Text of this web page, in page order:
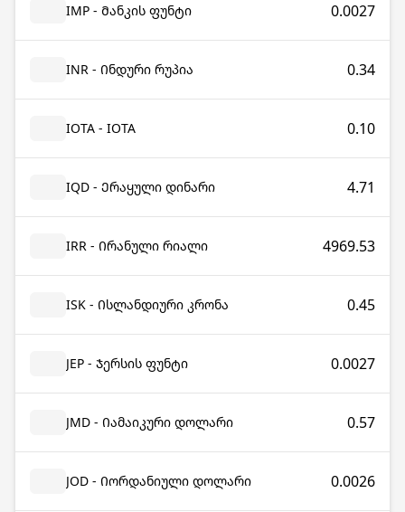
IMP - Მანკის ფუნტი 0.0027
INR - Ინდური რუპია 0.34
IOTA - IOTA 0.10
IQD - Ერაყული დინარი 4.71
IRR - Ირანული რიალი 4969.53
ISK - Ისლანდიური კრონა 0.45
JEP - Ჯერსის ფუნტი 0.0027
JMD - Იამაიკური დოლარი 0.57
JOD - Იორდანიული დოლარი 0.0026